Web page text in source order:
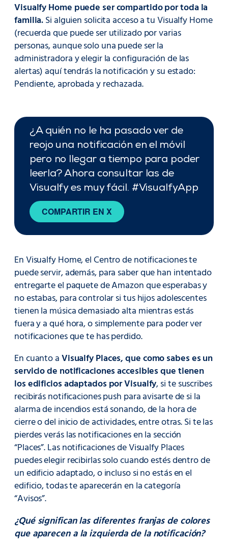
Visualfy Home puede ser compartido por toda la
familia.Si alguien solicita acceso a tu Visualfy Home
(recuerda que puede ser utilizado por varias
personas, aunque solo una puede ser la
administradora y elegir la configuración de las
alertas) aquí tendrás la notificación y su estado:
Pendiente, aprobada y rechazada.
¿A quién no le ha pasado ver de
reojo una notificación en el móvil
pero no llegar a tiempo para poder
leerla? Ahora consultar las de
Visualfy es muy fácil. #VisualfyApp
COMPARTIR EN X
En Visualfy Home, el Centro de notificaciones te
puede servir, además, para saber que han intentado
entregarte el paquete de Amazon que esperabas y
no estabas, para controlar si tus hijos adolescentes
tienen la música demasiado alta mientras estás
fuera y a qué hora, o simplemente para poder ver
notificaciones que te has perdido.
En cuanto aVisualfy Places, que como sabes es un
servicio de notificaciones accesibles que tienen
los edificios adaptados por Visualfy, si te suscribes
recibirás notificaciones push para avisarte de si la
alarma de incendios está sonando, de la hora de
cierre o del inicio de actividades, entre otras. Si te las
pierdes verás las notificaciones en la sección
“Places”. Las notificaciones de Visualfy Places
puedes elegir recibirlas solo cuando estés dentro de
un edificio adaptado, o incluso si no estás en el
edificio, todas te aparecerán en la categoría
“Avisos”.
¿Qué significan las diferentes franjas de colores
que aparecen a la izquierda de la notificación?